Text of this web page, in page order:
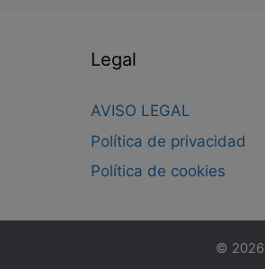
Legal
AVISO LEGAL
Política de privacidad
Política de cookies
© 2026